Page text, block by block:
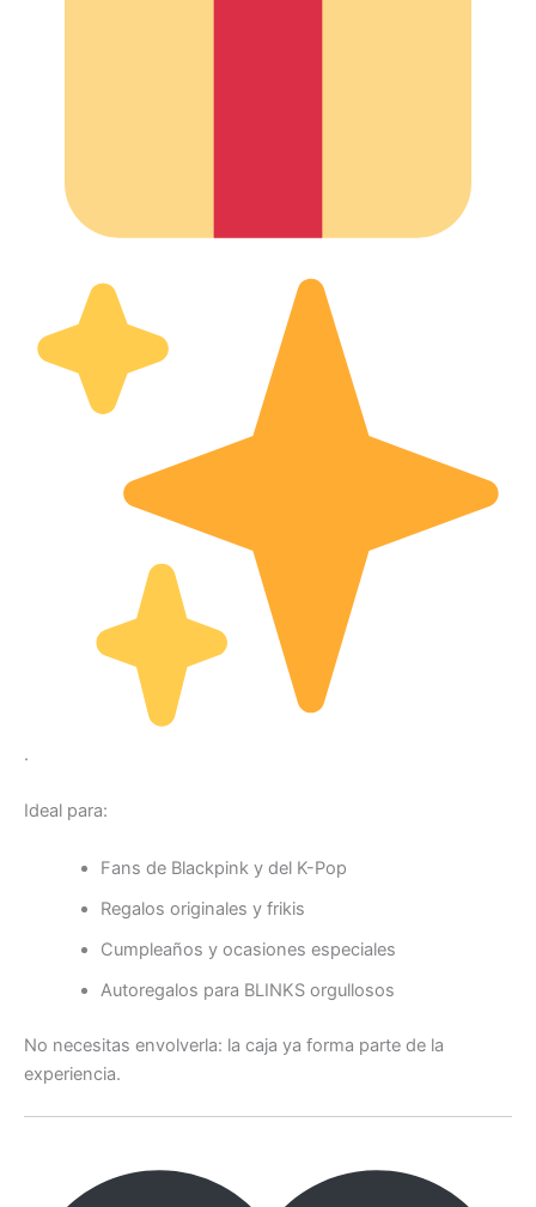
.
Ideal para:
Fans de Blackpink y del K-Pop
Regalos originales y frikis
Cumpleaños y ocasiones especiales
Autoregalos para BLINKS orgullosos
No necesitas envolverla: la caja ya forma parte de la
experiencia.